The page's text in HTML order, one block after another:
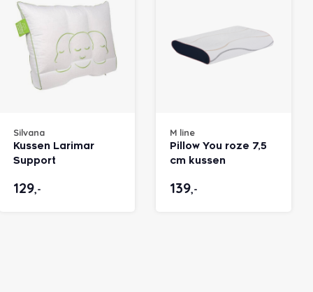
Silvana
Kussen Larimar
Support
129,-
M line
Pillow You roze 7,5
cm kussen
139,-